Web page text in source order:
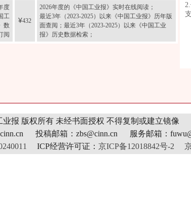
度
工
数
阅
¥432
2026年度的《中国工业报》实时在线阅读；
最近3年（2023-2025）以来《中国工业报》历年版
面查阅；最近3年（2023-2025）以来《中国工业
报》历史数据检索；
业报 版权所有 未经书面授权 不得复制或建立镜像
投稿邮箱：zbs@cinn.cn 服务邮箱：
ICP经营许可证： 京ICP备12018842号-2